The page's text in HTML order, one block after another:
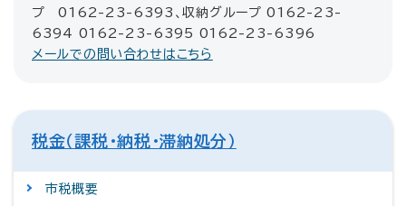
プ 0162-23-6393、収納グループ 0162-23-
6394 0162-23-6395 0162-23-6396
メールでの問い合わせはこちら
税金（課税・納税・滞納処分）
市税概要